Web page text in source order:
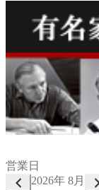
営業日
2026年 8月